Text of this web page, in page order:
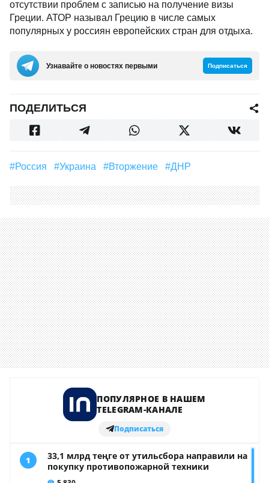
отсутствии проблем с записью на получение визы
Греции. АТОР называл Грецию в числе самых
популярных у россиян европейских стран для отдыха.
Узнавайте о новостях первыми Подписаться
ПОДЕЛИТЬСЯ
#Россия #Украина #вторжение #ДНР